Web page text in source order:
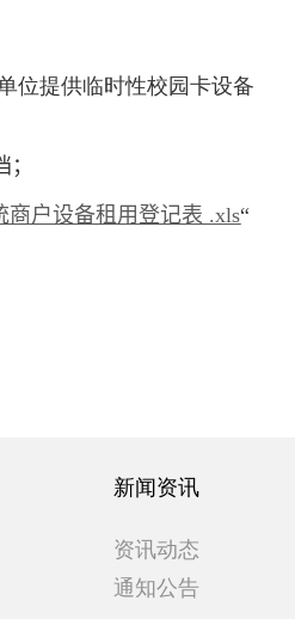
位提供临时性校园卡设备
商户设备租用登记表 .xls“
新闻资讯
资讯动态
通知公告